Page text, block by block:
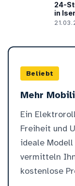
24-
in
Beliebt
Mehr
Ein
Freiheit und
ideale
vermitteln
kostenlose